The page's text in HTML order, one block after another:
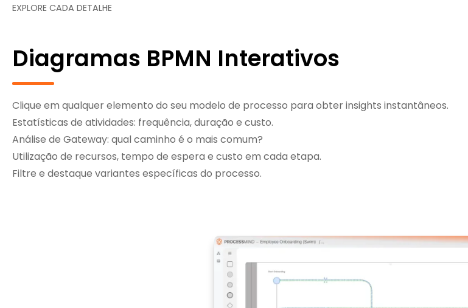
EXPLORE CADA DETALHE
Diagramas BPMN Interativos
Clique em qualquer elemento do seu modelo de processo para obter insights instantâneos.
Estatísticas de atividades: frequência, duração e custo.
Análise de Gateway: qual caminho é o mais comum?
Utilização de recursos, tempo de espera e custo em cada etapa.
Filtre e destaque variantes específicas do processo.